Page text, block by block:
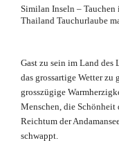
Similan Inseln –
Thailand Tauchurlaube
Gast zu sein im Land des
das grossartige Wetter zu
grosszügige
Menschen, die Schönheit
Reichtum der
schwappt.